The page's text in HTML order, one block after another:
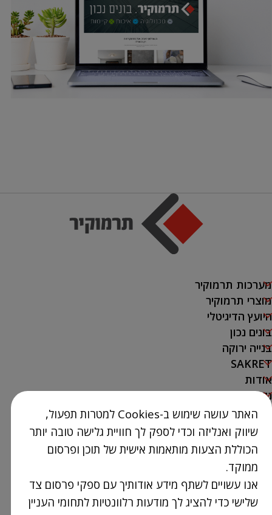
מערכות תרמוקיר
מוצרי תרמוקיר
היועץ הדיגיטלי
בונים נכון
בנייה ירוקה
SAKRET
אודות
נק' מכירה
צור קשר
03-9386300
info@Termokir.co.il
קיבוץ חורשים
האתר עושה שימוש ב-Cookies למטרות תפעול,
שיווק ואנליזה וכדי לספק לך חוויית גלישה טובה יותר
הכוללת הצעות מותאמות אישית של תוכן ופרסום
ממוקד.
אנו עשויים לשתף מידע אודותיך עם ספקי פרסום צד
שלישי כדי להציג לך מודעות רלוונטיות לתחומי העניין